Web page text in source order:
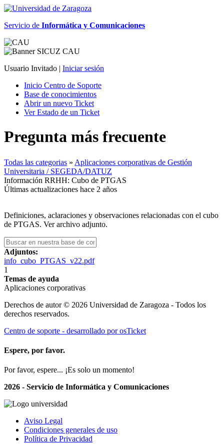
Servicio de Informática y Comunicaciones
Usuario Invitado | Iniciar sesión
Inicio Centro de Soporte
Base de conocimientos
Abrir un nuevo Ticket
Ver Estado de un Ticket
Pregunta más frecuente
Todas las categorias » Aplicaciones corporativas de Gestión
Universitaria / SEGEDA/DATUZ
Información RRHH: Cubo de PTGAS
Últimas actualizaciones hace 2 años
Definiciones, aclaraciones y observaciones relacionadas con el cubo
de PTGAS. Ver archivo adjunto.
Adjuntos:
info_cubo_PTGAS_v22.pdf
1
Temas de ayuda
Aplicaciones corporativas
Derechos de autor © 2026 Universidad de Zaragoza - Todos los
derechos reservados.
Centro de soporte - desarrollado por osTicket
Espere, por favor.
Por favor, espere... ¡Es solo un momento!
2026 - Servicio de Informática y Comunicaciones
Aviso Legal
Condiciones generales de uso
Política de Privacidad